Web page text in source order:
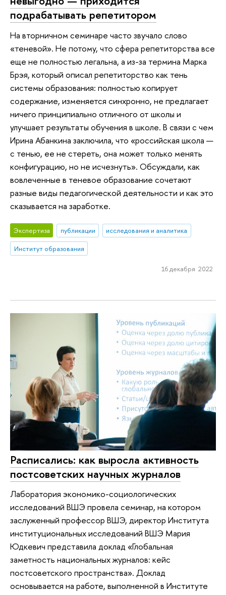
подрабатывать репетитором
На вторничном семинаре часто звучало слово
«теневой». Не потому, что сфера репетиторства все
еще не полностью легальна, а из-за термина Марка
Брэя, который описал репетиторство как тень
системы образования: полностью копирует
содержание, изменяется синхронно, не предлагает
ничего принципиально отличного от школы и
улучшает результаты обучения в школе. В связи с чем
Ирина Абанкина заключила, что «российская школа —
с тенью, ее не стереть, она может только менять
конфигурацию, но не исчезнуть». Обсуждали, как
вовлеченные в теневое образование сочетают
разные виды педагогической деятельности и как это
сказывается на заработке.
Экспертиза публикации
исследования и аналитика
Институт образования
16 декабря 2022
Расписались: как выросла активность
постсоветских научных журналов
Лаборатория экономико-социологических
исследований ВШЭ провела семинар, на котором
заслуженный профессор ВШЭ, директор Института
институциональных исследований ВШЭ Мария
Юдкевич представила доклад «Глобальная
заметность национальных журналов: кейс
постсоветского пространства». Доклад
основывается на работе, выполненной в Институте